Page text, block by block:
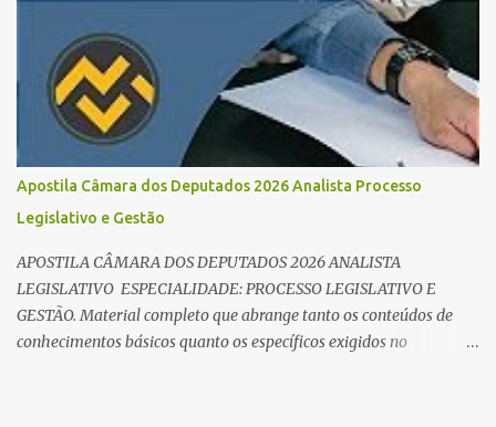
realidade, e o cargo de Analista Legislativo (Processo Legislativo e
Gestão) se destaca como uma das melhores oportunidades do ano.
Com exigência de nível superior em qualquer área, o certame
oferece 35 vagas imediatas e salários que ultrapassam os R$ 30
mil . O que estudar para Processo Legislativo e Gestão? Para vencer
a concorrência da banca Cebraspe , o candidato precisa dominar o
conteúdo programático dividido em: Conhecimentos Básicos:
Português, Inglês, Raciocínio Lógico e Informática/Dados.
Conhecimentos Específicos: O "coração" da prova. É essencial focar
no Regimento Interno da Câmara dos Deputa...
Apostila Câmara dos Deputados 2026 Analista Processo
Legislativo e Gestão
APOSTILA CÂMARA DOS DEPUTADOS 2026 ANALISTA
LEGISLATIVO ESPECIALIDADE: PROCESSO LEGISLATIVO E
GESTÃO. Material completo que abrange tanto os conteúdos de
conhecimentos básicos quanto os específicos exigidos no